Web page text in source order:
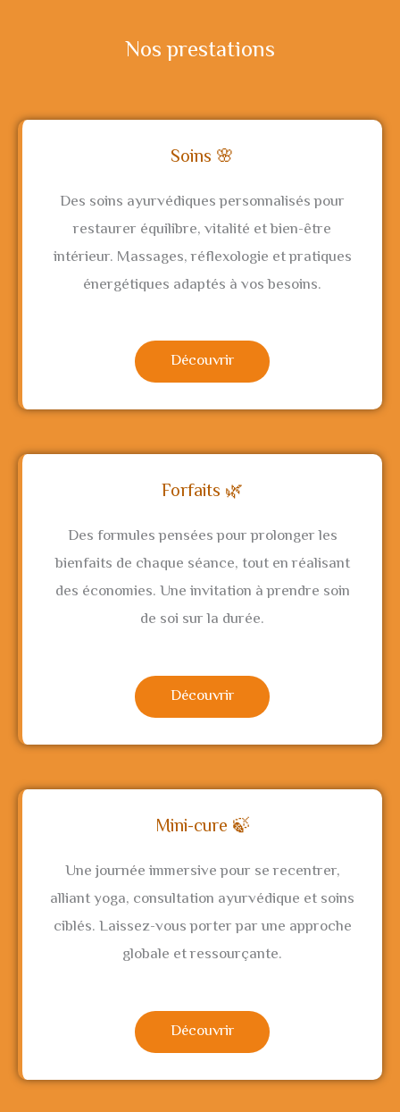
Nos prestations
Soins 🌸
Des soins ayurvédiques personnalisés pour
restaurer équilibre, vitalité et bien-être
intérieur. Massages, réflexologie et pratiques
énergétiques adaptés à vos besoins.
Découvrir
Forfaits 🌿
Des formules pensées pour prolonger les
bienfaits de chaque séance, tout en réalisant
des économies. Une invitation à prendre soin
de soi sur la durée.
Découvrir
Mini-cure 🍃
Une journée immersive pour se recentrer,
alliant yoga, consultation ayurvédique et soins
ciblés. Laissez-vous porter par une approche
globale et ressourçante.
Découvrir